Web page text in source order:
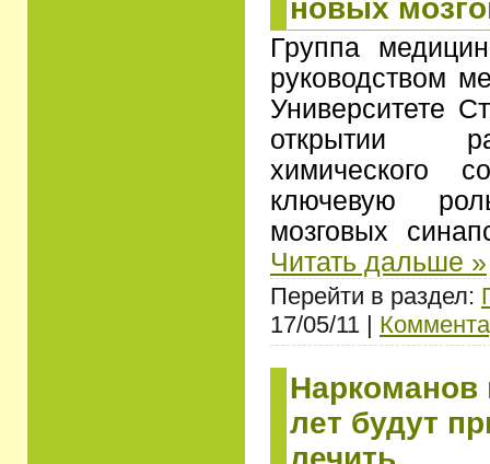
новых
Группа
руководством
Университете
открытии
химического
ключевую
мозговых
Читать дальше »
Перейти в раздел:
17/05/11 |
Наркоманов
лет будут